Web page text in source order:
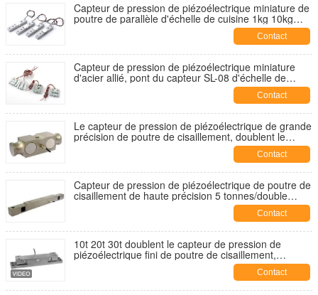
Capteur de pression de piézoélectrique miniature de
poutre de parallèle d'échelle de cuisine 1kg 10kg
Contact
Capteur de pression de piézoélectrique miniature
d'acier allié, pont du capteur SL-08 d'échelle de
Contact
Le capteur de pression de piézoélectrique de grande
précision de poutre de cisaillement, doublent le
capteur de pression de piézoélectrique fini 50klb-
Contact
Capteur de pression de piézoélectrique de poutre de
cisaillement de haute précision 5 tonnes/double
capteur de pression de piézoélectrique deContact
10t 20t 30t doublent le capteur de pression de
piézoélectrique fini de poutre de cisaillement,
capteur de pression de piézoélectrique de haute
Contact